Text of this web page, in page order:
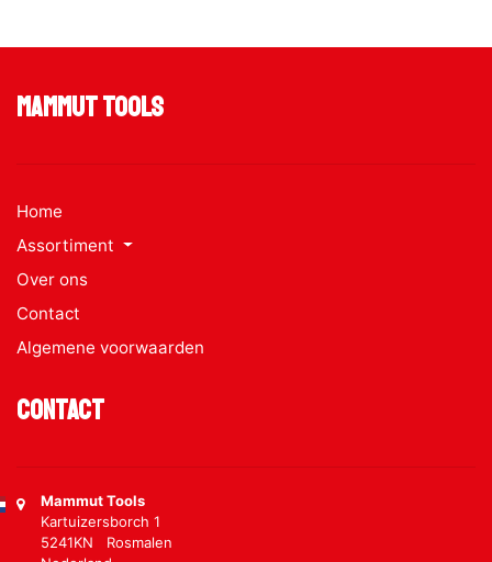
Mammut Tools
Home
Assortiment
Over ons
Contact
Algemene voorwaarden
Contact
Mammut Tools
Kartuizersborch 1
5241KN Rosmalen